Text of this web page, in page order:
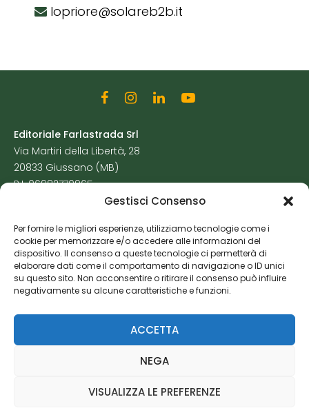
Gestisci Consenso
Per fornire le migliori esperienze, utilizziamo tecnologie come i
cookie per memorizzare e/o accedere alle informazioni del
dispositivo. Il consenso a queste tecnologie ci permetterà di
elaborare dati come il comportamento di navigazione o ID unici
su questo sito. Non acconsentire o ritirare il consenso può influire
negativamente su alcune caratteristiche e funzioni.
ACCETTA
NEGA
VISUALIZZA LE PREFERENZE
lopriore@solareb2b.it
Editoriale Farlastrada Srl
Via Martiri della Libertà, 28
20833 Giussano (MB)
P.I. 06982770965
Cookie Policy
Risorse Aggiuntive